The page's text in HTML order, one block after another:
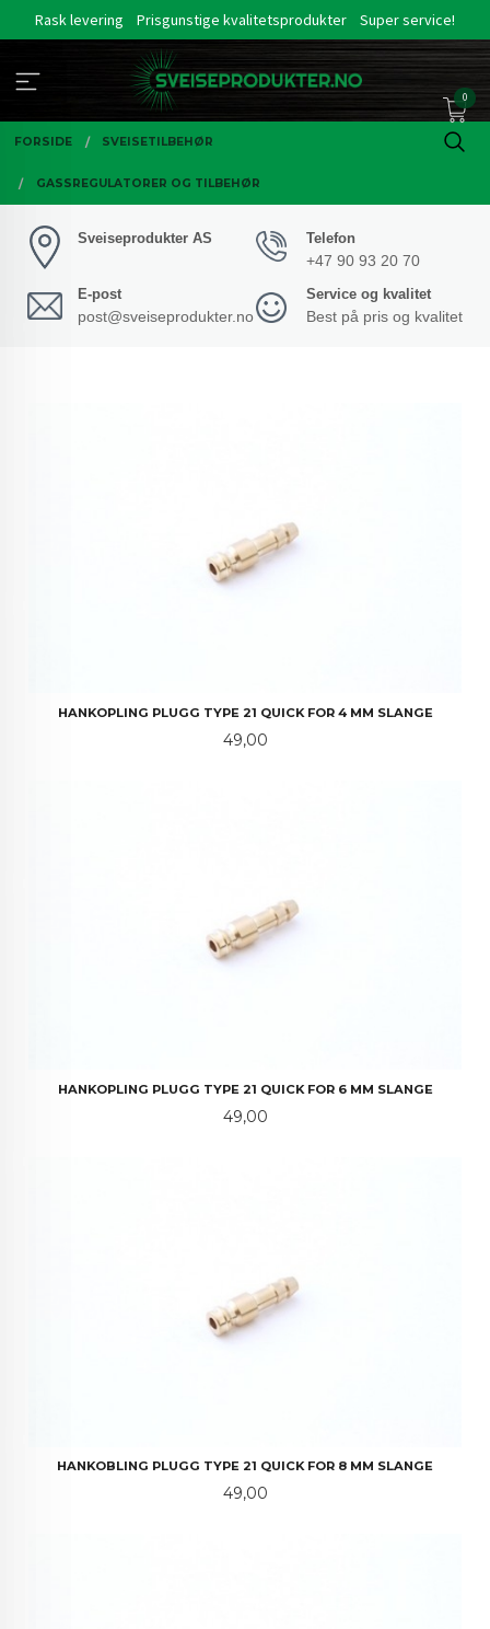
Rask levering Prisgunstige kvalitetsprodukter Super service!
0
FORSIDE SVEISETILBEHØR
GASSREGULATORER OG TILBEHØR
Sveiseprodukter AS Telefon
+47 90 93 20 70
E-post
post@sveiseprodukter.no
Service og kvalitet
Best på pris og kvalitet
HANKOPLING PLUGG TYPE 21 QUICK FOR 4 MM SLANGE
Pris
49,00
HANKOPLING PLUGG TYPE 21 QUICK FOR 6 MM SLANGE
Pris
49,00
HANKOBLING PLUGG TYPE 21 QUICK FOR 8 MM SLANGE
Pris
49,00